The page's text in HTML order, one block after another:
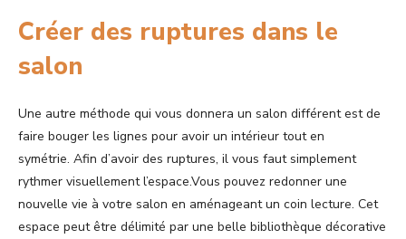
Créer des ruptures dans le
salon
Une autre méthode qui vous donnera un salon différent est de
faire bouger les lignes pour avoir un intérieur tout en
symétrie. Afin d’avoir des ruptures, il vous faut simplement
rythmer visuellement l’espace.Vous pouvez redonner une
nouvelle vie à votre salon en aménageant un coin lecture. Cet
espace peut être délimité par une belle bibliothèque décorative